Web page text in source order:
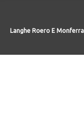
Langhe Roero E